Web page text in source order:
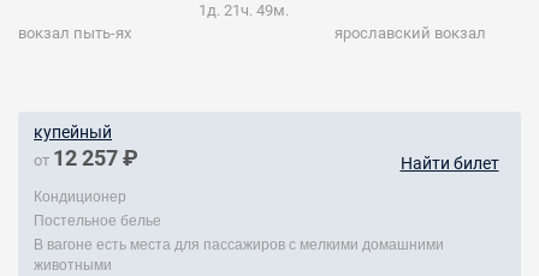
вокзал пыть-ях
1д. 21ч. 49м.
ярославский вокзал
купейный
от 12 257 ₽ Найти билет
Кондиционер
Постельное белье
В вагоне есть места для пассажиров с мелкими домашними
животными